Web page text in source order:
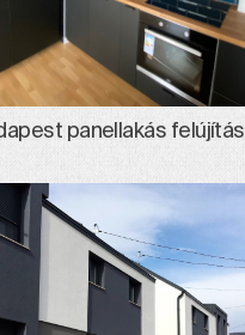
panellakás felújítás